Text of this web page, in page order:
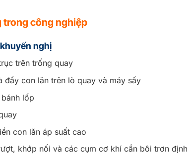
trong công nghiệp
nghị
trên trống quay
đẩy con lăn trên lò quay và máy sấy
lốp
con lăn áp suất cao
khớp nối và các cụm cơ khí cần bôi trơn